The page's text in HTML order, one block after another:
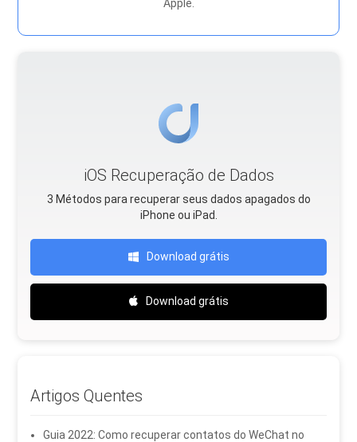
Apple.
iOS Recuperação de Dados
3 Métodos para recuperar seus dados apagados do
iPhone ou iPad.
Download grátis
Download grátis
Artigos Quentes
Guia 2022: Como recuperar contatos do WeChat no